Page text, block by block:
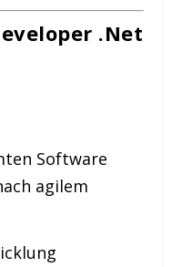
.Net
Software
agilem